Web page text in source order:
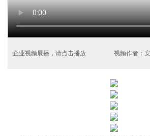
企业视频展播，请点击播放